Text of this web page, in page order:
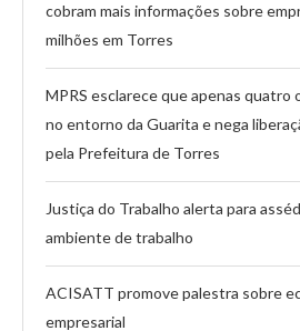
cobram mais informações sobre
milhões em Torres
MPRS esclarece que apenas quatro
no entorno da Guarita e nega
pela Prefeitura de Torres
Justiça do Trabalho alerta para
ambiente de trabalho
ACISATT promove palestra sobre
empresarial